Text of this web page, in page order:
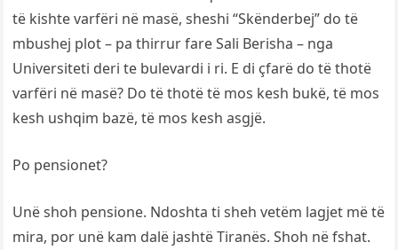
të kishte varfëri në masë, sheshi “Skënderbej” do të
mbushej plot – pa thirrur fare Sali Berisha – nga
Universiteti deri te bulevardi i ri. E di çfarë do të thotë
varfëri në masë? Do të thotë të mos kesh bukë, të mos
kesh ushqim bazë, të mos kesh asgjë.
Po pensionet?
Unë shoh pensione. Ndoshta ti sheh vetëm lagjet më të
mira, por unë kam dalë jashtë Tiranës. Shoh në fshat.